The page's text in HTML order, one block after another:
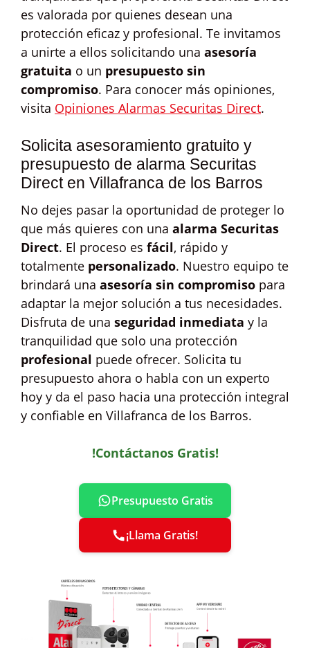
es valorada por quienes desean una
protección eficaz y profesional. Te invitamos
a unirte a ellos solicitando una asesoría
gratuita o un presupuesto sin
compromiso. Para conocer más opiniones,
visita Opiniones Alarmas Securitas Direct.
Solicita asesoramiento gratuito y
presupuesto de alarma Securitas
Direct en Villafranca de los Barros
No dejes pasar la oportunidad de proteger lo
que más quieres con una alarma Securitas
Direct. El proceso es fácil, rápido y
totalmente personalizado. Nuestro equipo te
brindará una asesoría sin compromiso para
adaptar la mejor solución a tus necesidades.
Disfruta de una seguridad inmediata y la
tranquilidad que solo una protección
profesional puede ofrecer. Solicita tu
presupuesto ahora o habla con un experto
hoy y da el paso hacia una protección integral
y confiable en Villafranca de los Barros.
!Contáctanos Gratis!
Presupuesto Gratis
¡Llama Gratis!